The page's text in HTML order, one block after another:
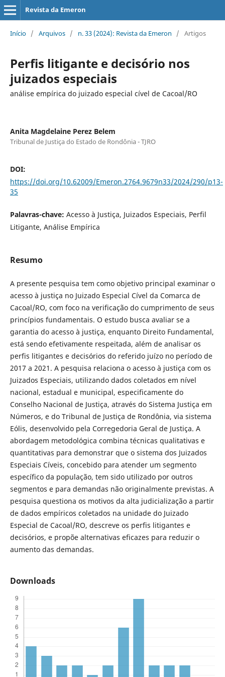
Revista da Emeron
Início / Arquivos / n. 33 (2024): Revista da Emeron / Artigos
Perfis litigante e decisório nos
juizados especiais
análise empírica do juizado especial cível de Cacoal/RO
Anita Magdelaine Perez Belem
Tribunal de Justiça do Estado de Rondônia - TJRO
DOI:
https://doi.org/10.62009/Emeron.2764.9679n33/2024/290/p13-
35
Palavras-chave: Acesso à Justiça, Juizados Especiais, Perfil
Litigante, Análise Empírica
Resumo
A presente pesquisa tem como objetivo principal examinar o
acesso à justiça no Juizado Especial Cível da Comarca de
Cacoal/RO, com foco na verificação do cumprimento de seus
princípios fundamentais. O estudo busca avaliar se a
garantia do acesso à justiça, enquanto Direito Fundamental,
está sendo efetivamente respeitada, além de analisar os
perfis litigantes e decisórios do referido juízo no período de
2017 a 2021. A pesquisa relaciona o acesso à justiça com os
Juizados Especiais, utilizando dados coletados em nível
nacional, estadual e municipal, especificamente do
Conselho Nacional de Justiça, através do Sistema Justiça em
Números, e do Tribunal de Justiça de Rondônia, via sistema
Eólis, desenvolvido pela Corregedoria Geral de Justiça. A
abordagem metodológica combina técnicas qualitativas e
quantitativas para demonstrar que o sistema dos Juizados
Especiais Cíveis, concebido para atender um segmento
específico da população, tem sido utilizado por outros
segmentos e para demandas não originalmente previstas. A
pesquisa questiona os motivos da alta judicialização a partir
de dados empíricos coletados na unidade do Juizado
Especial de Cacoal/RO, descreve os perfis litigantes e
decisórios, e propõe alternativas eficazes para reduzir o
aumento das demandas.
Downloads